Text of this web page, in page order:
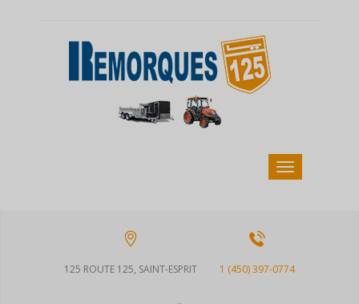
125 ROUTE 125, SAINT-ESPRIT 1 (450) 397-0774